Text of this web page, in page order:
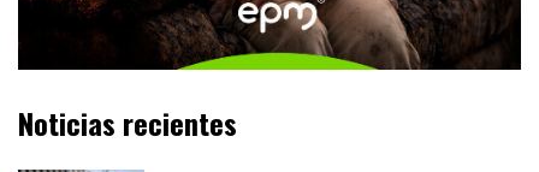
Noticias recientes